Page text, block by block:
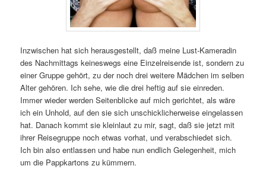
Inzwischen hat sich herausgestellt, daß meine Lust-Kameradin
des Nachmittags keineswegs eine Einzelreisende ist, sondern zu
einer Gruppe gehört, zu der noch drei weitere Mädchen im selben
Alter gehören. Ich sehe, wie die drei heftig auf sie einreden.
Immer wieder werden Seitenblicke auf mich gerichtet, als wäre
ich ein Unhold, auf den sie sich unschicklicherweise eingelassen
hat. Danach kommt sie kleinlaut zu mir, sagt, daß sie jetzt mit
ihrer Reisegruppe noch etwas vorhat, und verabschiedet sich.
Ich bin also entlassen und habe nun endlich Gelegenheit, mich
um die Pappkartons zu kümmern.